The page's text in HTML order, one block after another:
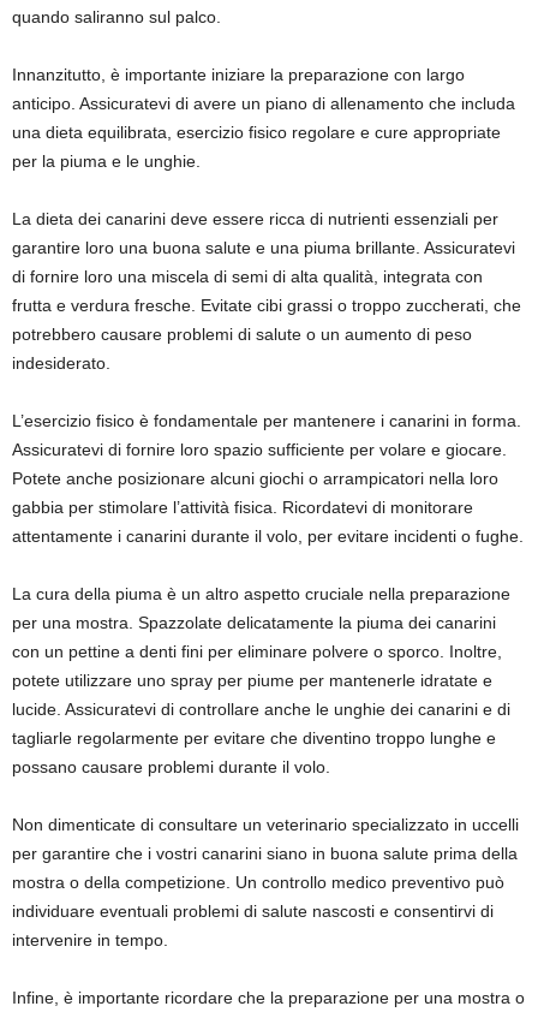
quando saliranno sul palco.
Innanzitutto, è importante iniziare la preparazione con largo
anticipo. Assicuratevi di avere un piano di allenamento che includa
una dieta equilibrata, esercizio fisico regolare e cure appropriate
per la piuma e le unghie.
La dieta dei canarini deve essere ricca di nutrienti essenziali per
garantire loro una buona salute e una piuma brillante. Assicuratevi
di fornire loro una miscela di semi di alta qualità, integrata con
frutta e verdura fresche. Evitate cibi grassi o troppo zuccherati, che
potrebbero causare problemi di salute o un aumento di peso
indesiderato.
L’esercizio fisico è fondamentale per mantenere i canarini in forma.
Assicuratevi di fornire loro spazio sufficiente per volare e giocare.
Potete anche posizionare alcuni giochi o arrampicatori nella loro
gabbia per stimolare l’attività fisica. Ricordatevi di monitorare
attentamente i canarini durante il volo, per evitare incidenti o fughe.
La cura della piuma è un altro aspetto cruciale nella preparazione
per una mostra. Spazzolate delicatamente la piuma dei canarini
con un pettine a denti fini per eliminare polvere o sporco. Inoltre,
potete utilizzare uno spray per piume per mantenerle idratate e
lucide. Assicuratevi di controllare anche le unghie dei canarini e di
tagliarle regolarmente per evitare che diventino troppo lunghe e
possano causare problemi durante il volo.
Non dimenticate di consultare un veterinario specializzato in uccelli
per garantire che i vostri canarini siano in buona salute prima della
mostra o della competizione. Un controllo medico preventivo può
individuare eventuali problemi di salute nascosti e consentirvi di
intervenire in tempo.
Infine, è importante ricordare che la preparazione per una mostra o